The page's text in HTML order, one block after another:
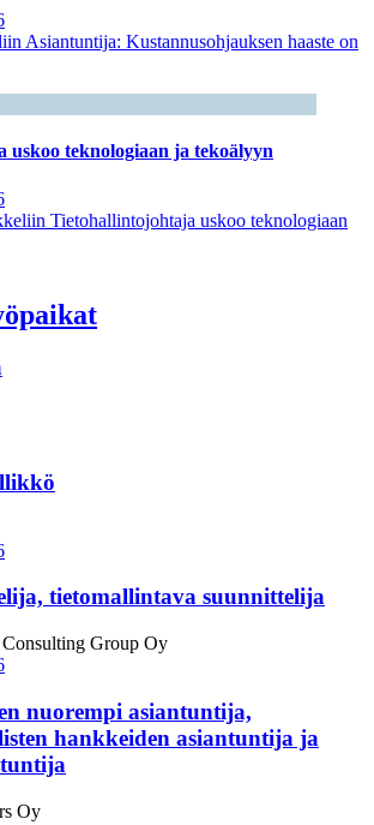
Asiantuntija: Kustannusohjauksen haaste on
uskoo teknologiaan ja tekoälyyn
Tietohallintojohtaja uskoo teknologiaan
tietomallintava suunnittelija
Group Oy
nuorempi asiantuntija,
hankkeiden asiantuntija ja
Oy